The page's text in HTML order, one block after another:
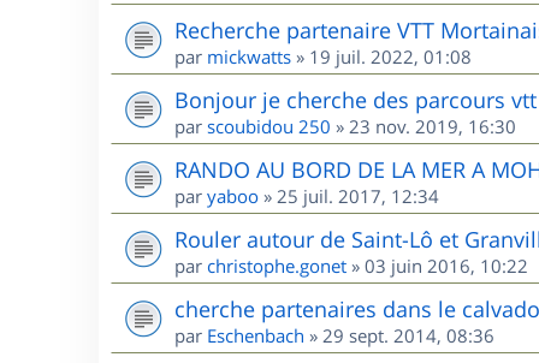
Recherche partenaire VTT
par mickwatts » 19 juil. 2022, 01:08
Bonjour je cherche des parcours
par scoubidou 250 » 23 nov. 2019, 16:30
RANDO AU BORD DE LA MER A
par yaboo » 25 juil. 2017, 12:34
Rouler autour de Saint-Lô et
par christophe.gonet » 03 juin 2016, 10:22
cherche partenaires dans le
par Eschenbach » 29 sept. 2014, 08:36